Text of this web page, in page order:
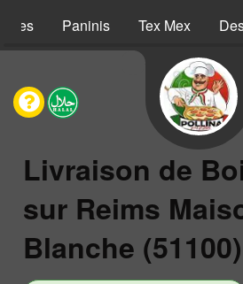
Paninis Tex Mex
Livraison de
sur Reims
Blanche (51100)